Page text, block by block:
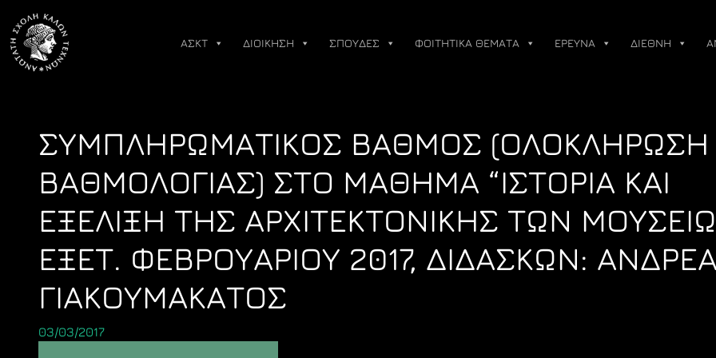
content
ΑΣΚΤ ΔΙΟΙΚΗΣΗ ΣΠΟΥΔΕΣ ΦΟΙΤΗΤΙΚΑ ΘΕΜΑΤΑ ΕΡΕΥΝΑ ΔΙΕΘΝΗ
ΣΥΜΠΛΗΡΩΜΑΤΙΚΟΣ ΒΑΘΜΟΣ (ΟΛΟΚΛΗΡΩΣΗ
ΒΑΘΜΟΛΟΓΙΑΣ) ΣΤΟ ΜΑΘΗΜΑ “ΙΣΤΟΡΙΑ ΚΑΙ
ΕΞΕΛΙΞΗ ΤΗΣ ΑΡΧΙΤΕΚΤΟΝΙΚΗΣ ΤΩΝ
ΕΞΕΤ. ΦΕΒΡΟΥΑΡΙΟΥ 2017, ΔΙΔΑΣΚΩΝ:
ΓΙΑΚΟΥΜΑΚΑΤΟΣ
03/03/2017